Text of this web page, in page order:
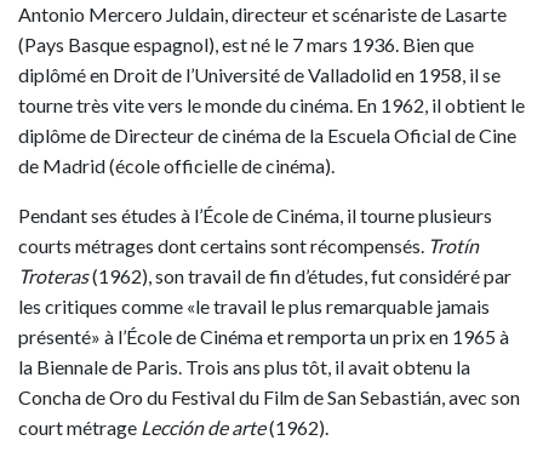
Antonio Mercero Juldain, directeur et scénariste de Lasarte
(Pays Basque espagnol), est né le 7 mars 1936. Bien que
diplômé en Droit de l’Université de Valladolid en 1958, il se
tourne très vite vers le monde du cinéma. En 1962, il obtient le
diplôme de Directeur de cinéma de la Escuela Oficial de Cine
de Madrid (école officielle de cinéma).
Pendant ses études à l’École de Cinéma, il tourne plusieurs
courts métrages dont certains sont récompensés. Trotín
Troteras(1962), son travail de fin d’études, fut considéré par
les critiques comme «le travail le plus remarquable jamais
présenté» à l’École de Cinéma et remporta un prix en 1965 à
la Biennale de Paris. Trois ans plus tôt, il avait obtenu la
Concha de Oro du Festival du Film de San Sebastián, avec son
court métrage Lección de arte(1962).